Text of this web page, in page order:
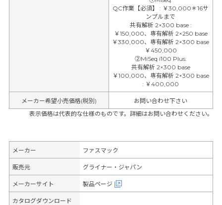
QC作業【必須】: ￥30,000＊16サ
ンプルまで
共有解析 2×300 base :
￥150,000、専有解析 2×250 base
￥330,000、専有解析 2×300 base
￥450,000
②MiSeq i100 Plus:
共有解析 2×300 base
￥100,000、専有解析 2×300 base
: ￥400,000
メーカー希望小売価格(税別)
お問い合わせ下さい
表示価格は代表的な仕様のものです。詳細はお問い合わせください。
メーカー ファスマック
販売元 グライナー・ジャパン
メーカーサイト 製品ページ
カタログダウンロード